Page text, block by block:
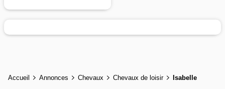
Accueil Annonces Chevaux Chevaux de loisir Isabelle